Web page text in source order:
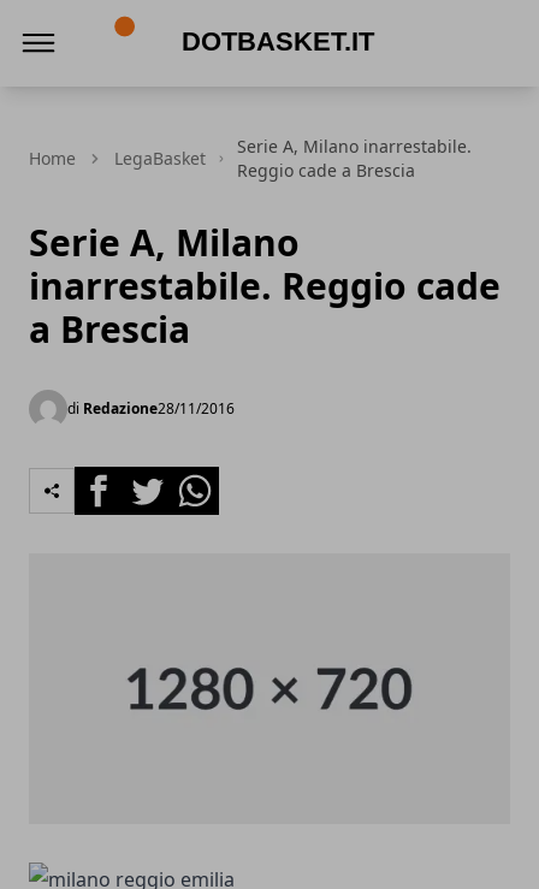
Home LegaBasket
Serie A, Milano inarrestabile.
Reggio cade a Brescia
Serie A, Milano
inarrestabile. Reggio cade
a Brescia
di Redazione28/11/2016
FacebookTwitterWhatsapp